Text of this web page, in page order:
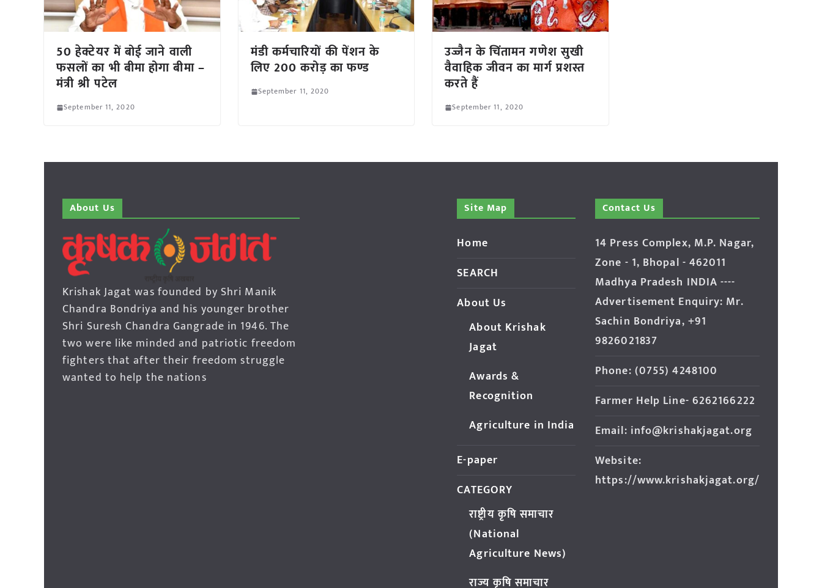
50 हेक्टेयर में बोई जाने वाली
फसलों का भी बीमा होगा बीमा –
मंत्री श्री पटेल
September 11, 2020
मंडी कर्मचारियों की पेंशन के
लिए 200 करोड़ का फण्ड
September 11, 2020
उज्जैन के चिंतामन गणेश सुखी
वैवाहिक जीवन का मार्ग प्रशस्त
करते हैं
September 11, 2020
About Us
Krishak Jagat was founded by Shri Manik
Chandra Bondriya and his younger brother
Shri Suresh Chandra Gangrade in 1946. The
two were like minded and patriotic freedom
fighters that after their freedom struggle
wanted to help the nations
Site Map
Home
SEARCH
About Us
About Krishak
Jagat
Awards &
Recognition
Agriculture in India
E-paper
CATEGORY
राष्ट्रीय कृषि समाचार
(National
Agriculture News)
राज्य कृषि समाचार
Contact Us
14 Press Complex, M.P. Nagar,
Zone - 1, Bhopal - 462011
Madhya Pradesh INDIA ----
Advertisement Enquiry: Mr.
Sachin Bondriya, +91
9826021837
Phone: (0755) 4248100
Farmer Help Line- 6262166222
Email: info@krishakjagat.org
Website:
https://www.krishakjagat.org/